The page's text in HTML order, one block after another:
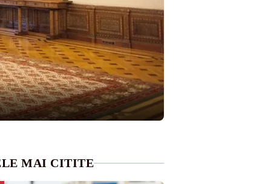
MAI CITITE